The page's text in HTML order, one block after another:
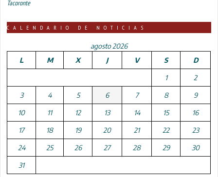
Tacoronte
CALENDARIO DE NOTICIAS
agosto 2026
L
M X J V S D
1 2
3 4 5 6 7 8 9
10 11 12 13 14 15 16
17 18 19 20 21 22 23
24 25 26 27 28 29 30
31